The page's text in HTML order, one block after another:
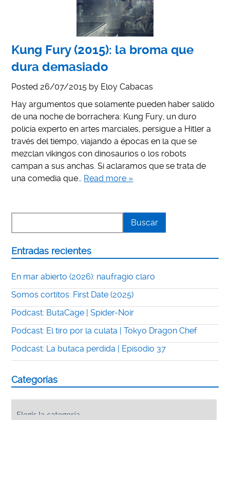
Kung Fury (2015): la broma que
dura demasiado
Posted 26/07/2015 by Eloy Cabacas
Hay argumentos que solamente pueden haber salido
de una noche de borrachera: Kung Fury, un duro
policía experto en artes marciales, persigue a Hitler a
través del tiempo, viajando a épocas en la que se
mezclan vikingos con dinosaurios o los robots
campan a sus anchas. Si aclaramos que se trata de
una comedia que… Read more »
Entradas recientes
En mar abierto (2026): naufragio claro
Somos cortitos: First Date (2025)
Podcast: ButaCage | Spider-Noir
Podcast: El tiro por la culata | Tokyo Dragon Chef
Podcast: La butaca perdida | Episodio 37
Categorías